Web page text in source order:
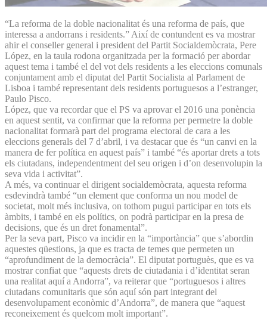
“La reforma de la doble nacionalitat és una reforma de país, que
interessa a andorrans i residents.” Així de contundent es va mostrar
ahir el conseller general i president del Partit Socialdemòcrata, Pere
López, en la taula rodona organitzada per la formació per abordar
aquest tema i també el del vot dels residents a les eleccions comunals
conjuntament amb el diputat del Partit Socialista al Parlament de
Lisboa i també representant dels residents portuguesos a l’estranger,
Paulo Pisco.
López, que va recordar que el PS va aprovar el 2016 una ponència
en aquest sentit, va confirmar que la reforma per permetre la doble
nacionalitat formarà part del programa electoral de cara a les
eleccions generals del 7 d’abril, i va destacar que és “un canvi en la
manera de fer política en aquest país” i també “és aportar drets a tots
els ciutadans, independentment del seu origen i d’on desenvolupin la
seva vida i activitat”.
A més, va continuar el dirigent socialdemòcrata, aquesta reforma
esdevindrà també “un element que conforma un nou model de
societat, molt més inclusiva, on tothom pugui participar en tots els
àmbits, i també en els polítics, on podrà participar en la presa de
decisions, que és un dret fonamental”.
Per la seva part, Pisco va incidir en la “importància” que s’abordin
aquestes qüestions, ja que es tracta de temes que permeten un
“aprofundiment de la democràcia”. El diputat portuguès, que es va
mostrar confiat que “aquests drets de ciutadania i d’identitat seran
una realitat aquí a Andorra”, va reiterar que “portuguesos i altres
ciutadans comunitaris que són aquí són part integrant del
desenvolupament econòmic d’Andorra”, de manera que “aquest
reconeixement és quelcom molt important”.